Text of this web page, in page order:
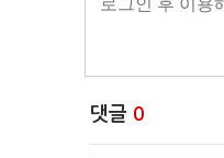
댓글 0